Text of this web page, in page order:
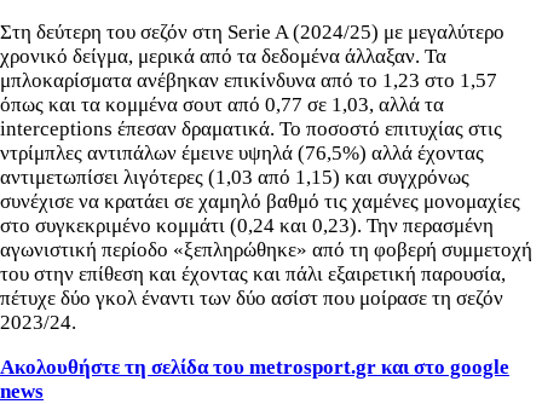
Στη δεύτερη του σεζόν στη Serie A (2024/25) με μεγαλύτερο
χρονικό δείγμα, μερικά από τα δεδομένα άλλαξαν. Τα
μπλοκαρίσματα ανέβηκαν επικίνδυνα από το 1,23 στο 1,57
όπως και τα κομμένα σουτ από 0,77 σε 1,03, αλλά τα
interceptions έπεσαν δραματικά. Το ποσοστό επιτυχίας στις
ντρίμπλες αντιπάλων έμεινε υψηλά (76,5%) αλλά έχοντας
αντιμετωπίσει λιγότερες (1,03 από 1,15) και συγχρόνως
συνέχισε να κρατάει σε χαμηλό βαθμό τις χαμένες μονομαχίες
στο συγκεκριμένο κομμάτι (0,24 και 0,23). Την περασμένη
αγωνιστική περίοδο «ξεπληρώθηκε» από τη φοβερή συμμετοχή
του στην επίθεση και έχοντας και πάλι εξαιρετική παρουσία,
πέτυχε δύο γκολ έναντι των δύο ασίστ που μοίρασε τη σεζόν
2023/24.
Ακολουθήστε τη σελίδα του metrosport.gr και στο google
news